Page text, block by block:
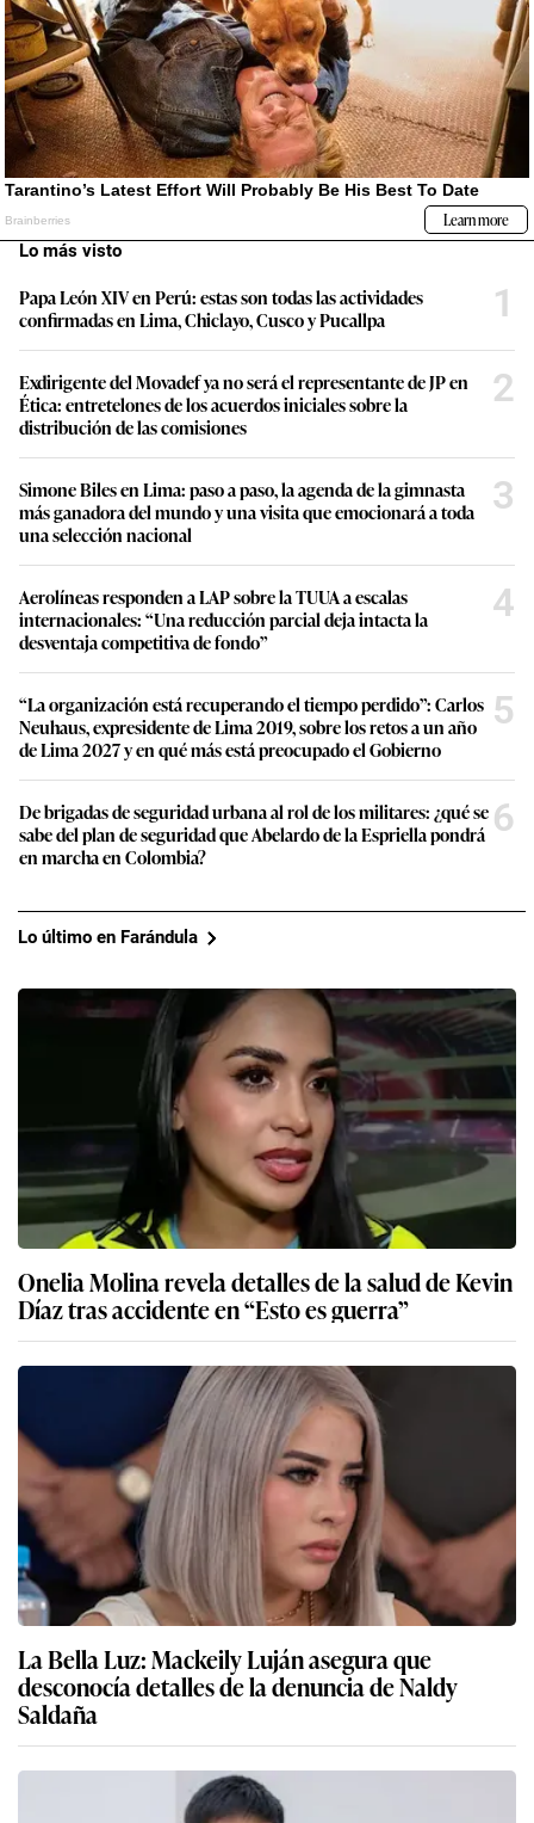
Lo más visto
Papa León XIV en Perú: estas son todas las actividades
confirmadas en Lima, Chiclayo, Cusco y Pucallpa
1
Exdirigente del Movadef ya no será el representante de JP en
Ética: entretelones de los acuerdos iniciales sobre la
distribución de las comisiones
2
Simone Biles en Lima: paso a paso, la agenda de la gimnasta
más ganadora del mundo y una visita que emocionará a toda
una selección nacional
3
Aerolíneas responden a LAP sobre la TUUA a escalas
internacionales: “Una reducción parcial deja intacta la
desventaja competitiva de fondo”
4
“La organización está recuperando el tiempo perdido”: Carlos
Neuhaus, expresidente de Lima 2019, sobre los retos a un año
de Lima 2027 y en qué más está preocupado el Gobierno
5
De brigadas de seguridad urbana al rol de los militares: ¿qué se
sabe del plan de seguridad que Abelardo de la Espriella pondrá
en marcha en Colombia?
6
Lo último en Farándula
Onelia Molina revela detalles de la salud de Kevin
Díaz tras accidente en “Esto es guerra”
La Bella Luz: Mackeily Luján asegura que
desconocía detalles de la denuncia de Naldy
Saldaña